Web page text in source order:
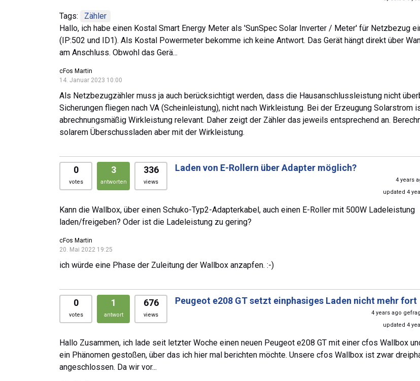
Tags:
Zähler
Hallo, ich habe einen Kostal Smart Energy Meter als 'SunSpec Solar Inverter / Meter' für Netzbezug
(IP:502 und ID1). Als Kostal Powermeter bekomme ich keine Antwort. Das Gerät hängt direkt über
am Anschluss. Obwohl das Gerä...
cFos Martin
14. Januar 2023 10:00
Als Netzbezugzähler muss ja auch berücksichtigt werden, dass die Hausanschlussleistung nicht
Sicherungen fliegen nach VA (Scheinleistung), nicht nach Wirkleistung. Bei der Erzeugung Solarstrom
abrechnungsmäßig Wirkleistung relevant. Daher zeigt der Zähler das jeweils entsprechend an.
solarem Überschussladen aber mit der Wirkleistung.
0
votes
3
antworten
336
views
Laden von E-Rollern über Adapter möglich?
4 years
updated 4
Kann die Wallbox, über einen Schuko-Typ2-Adapterkabel, auch einen E-Roller mit 500W Ladeleistung
laden/freigeben? Oder ist die Ladeleistung zu gering?
cFos Martin
20. Mai 2022 19:25
ich würde eine Phase der Zuleitung der Wallbox anzapfen. :-)
0
votes
1
antwort
676
views
Peugeot e208 GT setzt einphasiges Laden nicht mehr fort
4 years ago
updated 4
Hallo Zusammen, ich lade seit letzter Woche einen neuen Peugeot e208 GT mit einer cfos Wallbox
ein Phänomen gestoßen, über das ich hier mal berichten möchte. Unsere cfos Wallbox ist zwar
angeschlossen. Da wir vor...